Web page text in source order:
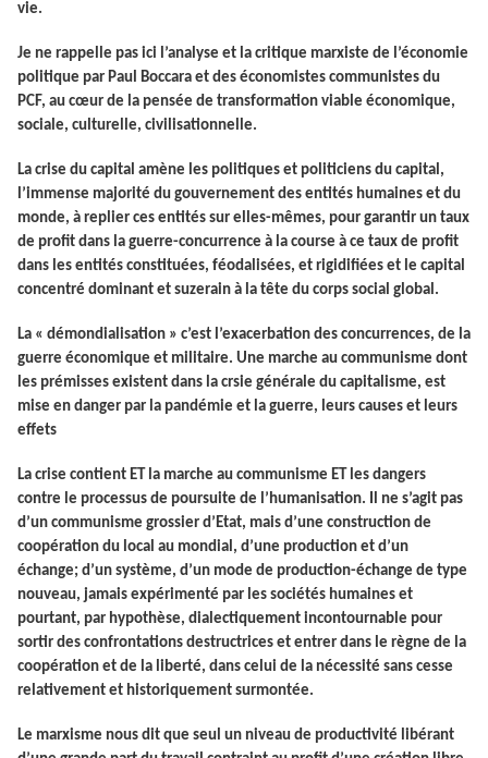
vie.
Je ne rappelle pas ici l’analyse et la critique marxiste de l’économie
politique par Paul Boccara et des économistes communistes du
PCF, au cœur de la pensée de transformation viable économique,
sociale, culturelle, civilisationnelle.
La crise du capital amène les politiques et politiciens du capital,
l’immense majorité du gouvernement des entités humaines et du
monde, à replier ces entités sur elles-mêmes, pour garantir un taux
de profit dans la guerre-concurrence à la course à ce taux de profit
dans les entités constituées, féodalisées, et rigidifiées et le capital
concentré dominant et suzerain à la tête du corps social global.
La « démondialisation » c’est l’exacerbation des concurrences, de la
guerre économique et militaire. Une marche au communisme dont
les prémisses existent dans la crsie générale du capitalisme, est
mise en danger par la pandémie et la guerre, leurs causes et leurs
effets
La crise contient ET la marche au communisme ET les dangers
contre le processus de poursuite de l’humanisation. Il ne s’agit pas
d’un communisme grossier d’Etat, mais d’une construction de
coopération du local au mondial, d’une production et d’un
échange; d’un système, d’un mode de production-échange de type
nouveau, jamais expérimenté par les sociétés humaines et
pourtant, par hypothèse, dialectiquement incontournable pour
sortir des confrontations destructrices et entrer dans le règne de la
coopération et de la liberté, dans celui de la nécessité sans cesse
relativement et historiquement surmontée.
Le marxisme nous dit que seul un niveau de productivité libérant